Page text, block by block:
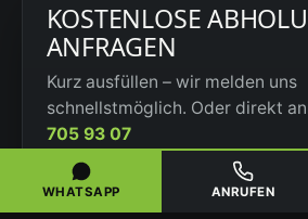
KOSTENLOSE
ANFRAGEN
Kurz ausfüllen – wir melden uns
schnellstmöglich. Oder direkt
705 93 07
Fahrzeug (Marke, Modell, Baujahr)
WHATSAPP ANRUFEN